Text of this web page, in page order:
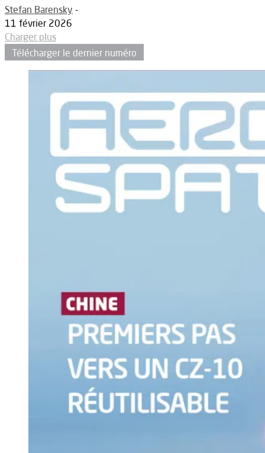
Stefan Barensky -
11 février 2026
Charger plus
Télécharger le dernier numéro